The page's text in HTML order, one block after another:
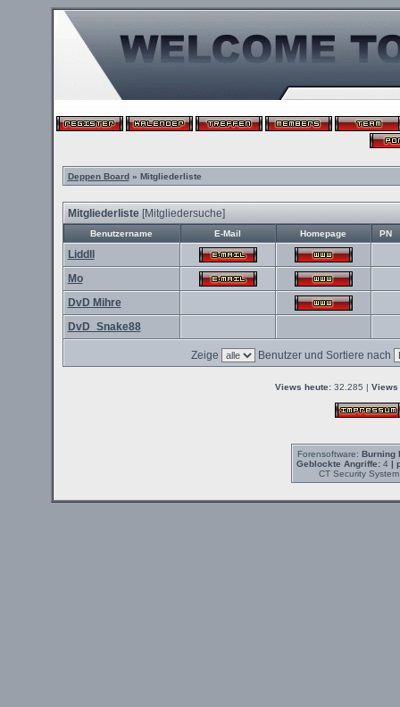
Deppen Board» Mitgliederliste
Mitgliederliste[Mitgliedersuche]
Benutzername E-Mail Homepage PN
Liddll
Mo
DvD Mihre
DvD_Snake88
Zeige Benutzer und Sortiere nach
Views heute:32.285 | Views
Forensoftware: Burning
Geblockte Angriffe:4 |
CT Security